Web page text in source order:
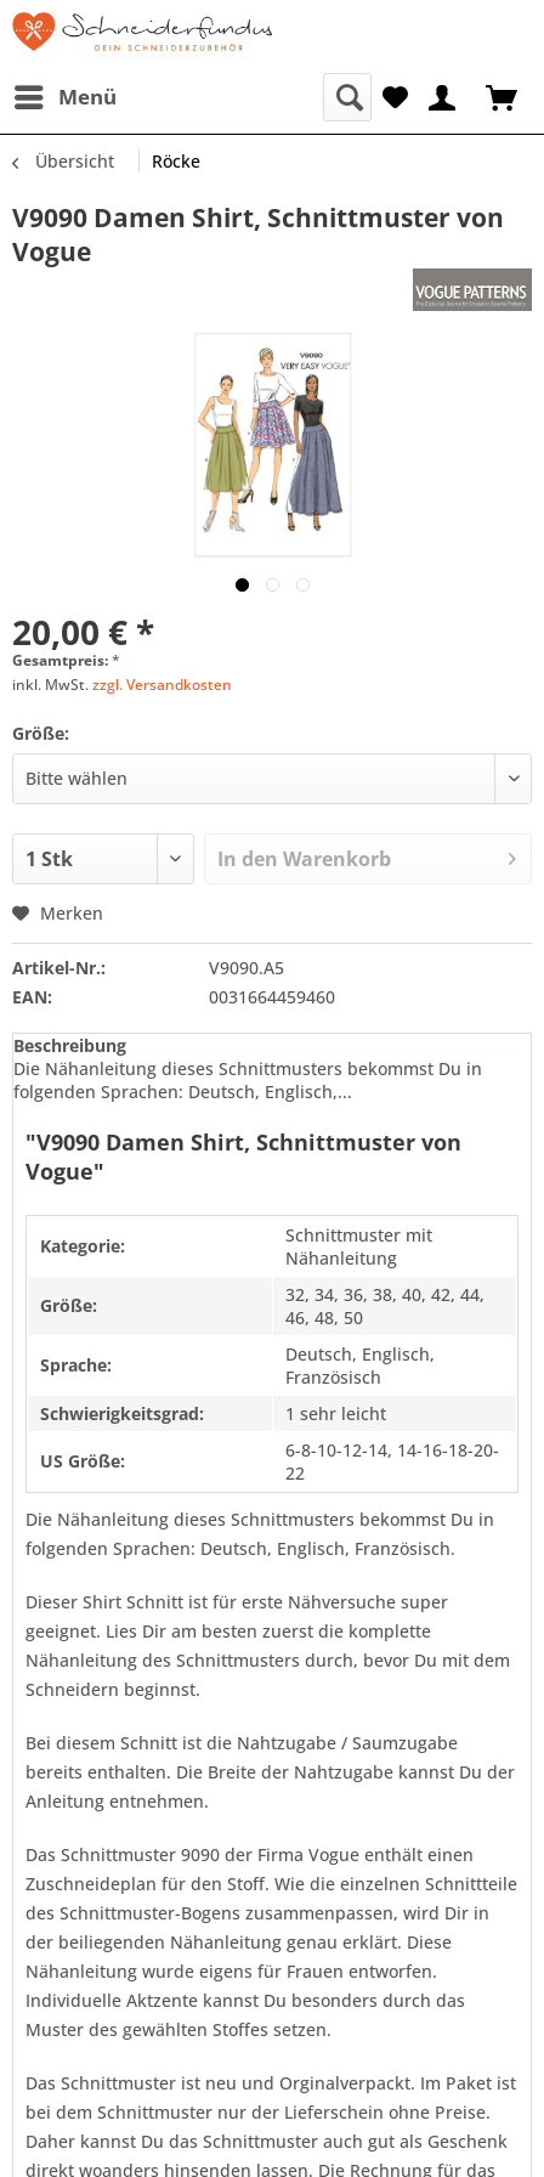
Menü
Übersicht Röcke
V9090 Damen Shirt, Schnittmuster von
Vogue
20,00 € *
Gesamtpreis:*
inkl. MwSt.zzgl. Versandkosten
Größe:
In den Warenkorb
Merken
Artikel-Nr.:
V9090.A5
EAN:
0031664459460
Beschreibung
Die Nähanleitung dieses Schnittmusters bekommst Du in
folgenden Sprachen: Deutsch, Englisch,...
"V9090 Damen Shirt, Schnittmuster von
Vogue"
Kategorie:
Schnittmuster mit
Nähanleitung
Größe:
32, 34, 36, 38, 40, 42, 44,
46, 48, 50
Sprache:
Deutsch, Englisch,
Französisch
Schwierigkeitsgrad:
1 sehr leicht
US Größe:
6-8-10-12-14, 14-16-18-20-
22
Die Nähanleitung dieses Schnittmusters bekommst Du in
folgenden Sprachen: Deutsch, Englisch, Französisch.
Dieser Shirt Schnitt ist für erste Nähversuche super
geeignet. Lies Dir am besten zuerst die komplette
Nähanleitung des Schnittmusters durch, bevor Du mit dem
Schneidern beginnst.
Bei diesem Schnitt ist die Nahtzugabe / Saumzugabe
bereits enthalten. Die Breite der Nahtzugabe kannst Du der
Anleitung entnehmen.
Das Schnittmuster 9090 der Firma Vogue enthält einen
Zuschneideplan für den Stoff. Wie die einzelnen Schnittteile
des Schnittmuster-Bogens zusammenpassen, wird Dir in
der beiliegenden Nähanleitung genau erklärt. Diese
Nähanleitung wurde eigens für Frauen entworfen.
Individuelle Aktzente kannst Du besonders durch das
Muster des gewählten Stoffes setzen.
Das Schnittmuster ist neu und Orginalverpackt. Im Paket ist
bei dem Schnittmuster nur der Lieferschein ohne Preise.
Daher kannst Du das Schnittmuster auch gut als Geschenk
direkt woanders hinsenden lassen. Die Rechnung für das